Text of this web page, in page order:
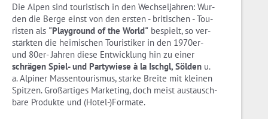
Die Alpen sind tou­ris­tisch in den Wech­sel­jah­ren: Wur­
den die Berge einst von den ers­ten - bri­ti­schen - Tou­
ris­ten als "Play­ground of the World" be­spielt, so ver­
stärk­ten die hei­mi­schen Tou­ris­ti­ker in den 1970er-
und 80er- Jah­ren diese Ent­wick­lung hin zu einer
schrä­gen Spiel- und Par­ty­wie­se à la Ischgl, Söl­den u.
a. Al­pi­ner Mas­sen­tou­ris­mus, star­ke Brei­te mit klei­nen
Spit­zen. Groß­ar­ti­ges Mar­ke­ting, doch meist aus­tausch­
ba­re Pro­duk­te und (Ho­tel-)For­ma­te.